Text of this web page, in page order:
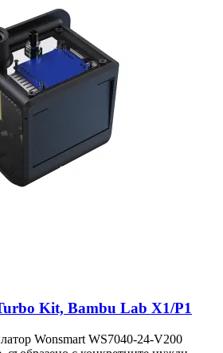
Kit, Bambu Lab X1/P1
Wonsmart WS7040-24-V200